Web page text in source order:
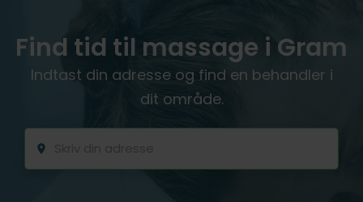
Find tid til massage i Gram
Indtast din adresse og find en behandler i
dit område.